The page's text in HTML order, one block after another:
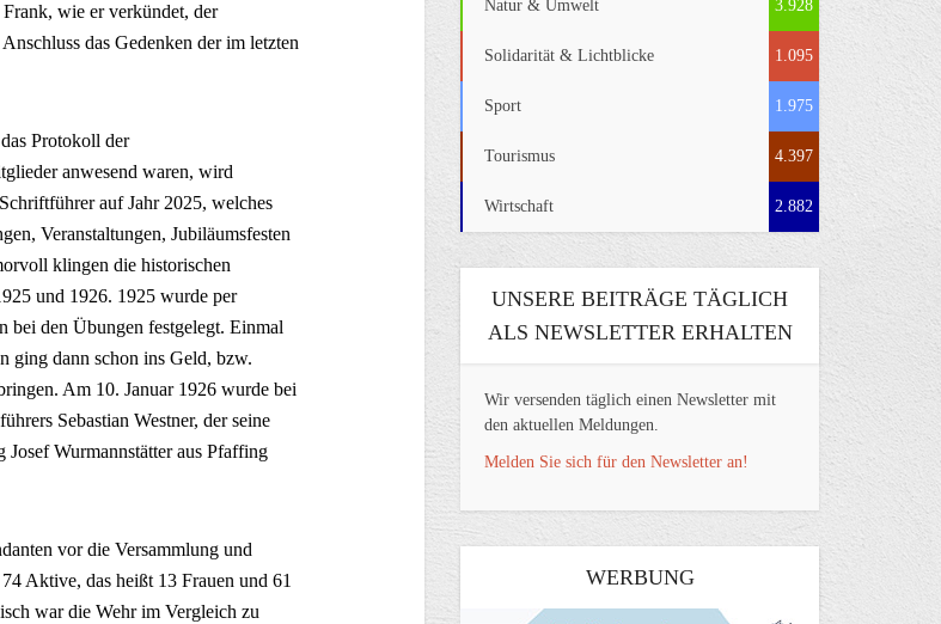
wie er verkündet, der
das Gedenken der im letzten
Protokoll der
anwesend waren, wird
auf Jahr 2025, welches
Veranstaltungen, Jubiläumsfesten
klingen die historischen
und 1926. 1925 wurde per
bei den Übungen festgelegt. Einmal
ging dann schon ins Geld, bzw.
Am 10. Januar 1926 wurde bei
Sebastian Westner, der seine
Wurmannstätter aus Pfaffing
vor die Versammlung und
Aktive, das heißt 13 Frauen und 61
war die Wehr im Vergleich zu
Natur & Umwelt 3.928
Solidarität & Lichtblicke 1.095
Sport 1.975
Tourismus 4.397
Wirtschaft 2.882
UNSERE BEITRÄGE TÄGLICH
ALS NEWSLETTER ERHALTEN
Wir versenden täglich einen Newsletter mit
den aktuellen Meldungen.
Melden Sie sich für den Newsletter an!
WERBUNG